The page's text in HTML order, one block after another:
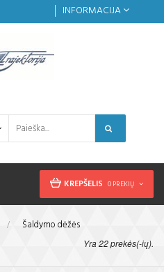
INFORMACIJA
KREPŠELIS 0 PREKIŲ
> Šaldymo dėžės
Yra 22 prekės(-ių).